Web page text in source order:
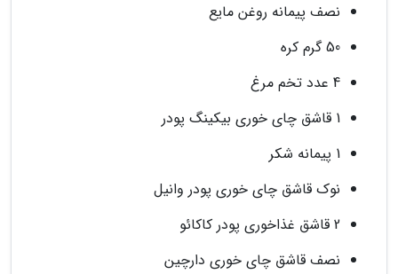
نصف پیمانه روغن مایع
50 گرم کره
4 عدد تخم مرغ
1 قاشق چای خوری بیکینگ پودر
1 پیمانه شکر
نوک قاشق چای خوری پودر وانیل
2 قاشق غذاخوری پودر کاکائو
نصف قاشق چای خوری دارچین